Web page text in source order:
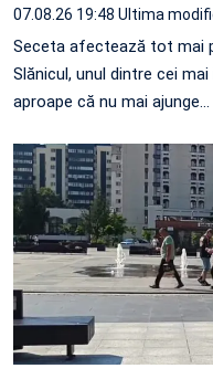
07.08.26 19:48 Ultima
Seceta afectează tot mai
Slănicul, unul dintre cei
aproape că nu mai ajunge…